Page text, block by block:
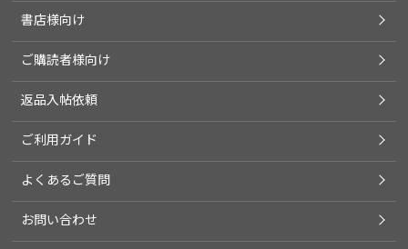
書店様向け
ご購読者様向け
返品入帖依頼
ご利用ガイド
よくあるご質問
お問い合わせ